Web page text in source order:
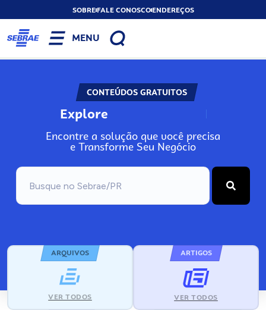
SOBREFALE CONOSCOENDEREÇOS
MENU
CONTEÚDOS GRATUITOS
Explore N
Encontre a solução que você precisa
e Transforme Seu Negócio
ARQUIVOS
VER TODOS
ARTIGOS
VER TODOS